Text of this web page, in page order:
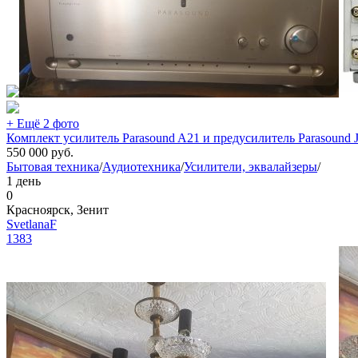
+ Ещё 2 фото
Комплект усилитель Parasound A21 и предусилитель Parasound
550 000 руб.
Бытовая техника/Аудиотехника/Усилители, эквалайзеры/
1 день
0
Красноярск, Зенит
SvetlanaF
1383